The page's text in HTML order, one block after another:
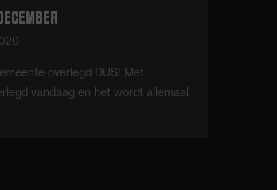
overlegd DUS! Met
vandaag en het wordt allemaal